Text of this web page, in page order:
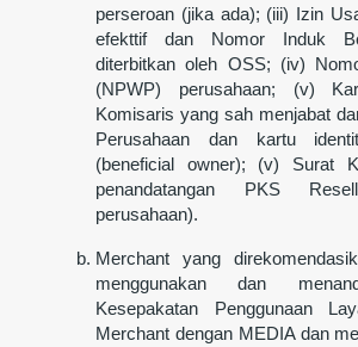
perseroan (jika ada); (iii) Izin
efekttif dan Nomor Induk
diterbitkan oleh OSS; (iv)
(NPWP) perusahaan; (v)
Komisaris yang sah menjabat
Perusahaan dan kartu
(beneficial owner); (v) Surat
penandatangan PKS
perusahaan).
Merchant yang
menggunakan dan
Kesepakatan Penggunaan
Merchant dengan MEDIA dan